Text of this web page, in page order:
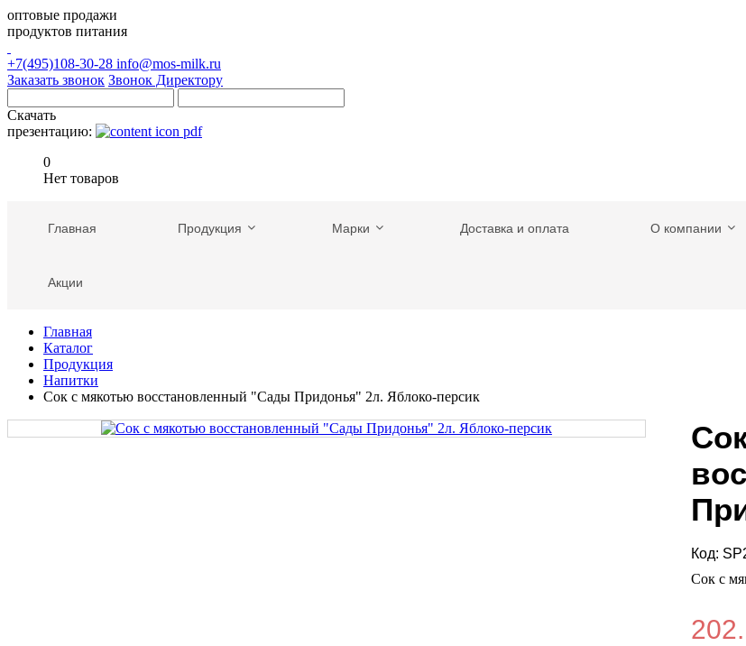
оптовые продажи
продуктов питания
+7(495)108-30-28 info@mos-milk.ru
Заказать звонок Звонок Директору
Скачать
презентацию:
0
Нет товаров
Главная Продукция Марки Доставка и оплата О компании
Акции
Главная
Каталог
Продукция
Напитки
Сок с мякотью восстановленный "Сады Придонья" 2л. Яблоко-персик
Код:
Сок с